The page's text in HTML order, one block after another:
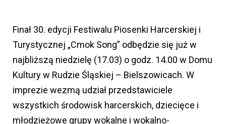
Finał 30. edycji Festiwalu Piosenki Harcerskiej i
Turystycznej „Cmok Song” odbędzie się już w
najbliższą niedzielę (17.03) o godz. 14.00 w Domu
Kultury w Rudzie Śląskiej – Bielszowicach. W
imprezie wezmą udział przedstawiciele
wszystkich środowisk harcerskich, dziecięce i
młodzieżowe grupy wokalne i wokalno-